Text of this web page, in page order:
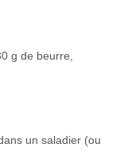
g de beurre,
un saladier (ou